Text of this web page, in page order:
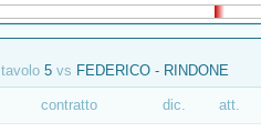
tavolo 5 vs FEDERICO - RINDONE
contratto dic. att.